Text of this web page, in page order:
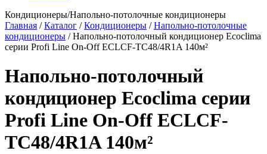
Кондиционеры/Напольно-потолочные кондиционеры
Главная /Каталог /Кондиционеры /Напольно-потолочные
кондиционеры /Напольно-потолочный кондиционер Ecoclima
серии Profi Line On-Off ECLCF-TC48/4R1A 140м²
Напольно-потолочный
кондиционер Ecoclima серии
Profi Line On-Off ECLCF-
TC48/4R1A 140м²